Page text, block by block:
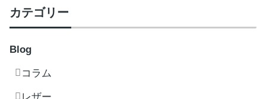
カテゴリー
Blog
コラム